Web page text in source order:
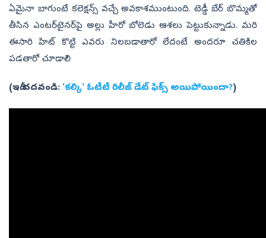
ఏమైనా బాగుంటే కలెక్షన్స్ వచ్చే అవకాశముంటుంది. టెడ్డీ బేర్ బొమ్మతో
తీసిన ఎంటర్‌టైనర్‌పై అల్లు హీరో బోలెడు ఆశలు పెట్టుకున్నాడు. మరి
ఈసారి హిట్ కొట్టి ఎవరు నిలబడాతారో లేదంటే అందరూ చతికిల
పడతారో చూడాలి?
(ఇదీ చదవండి: 'కల్కి' ఓటీటీ రిలీజ్ డేట్ ఫిక్స్ అయిపోయిందా?)